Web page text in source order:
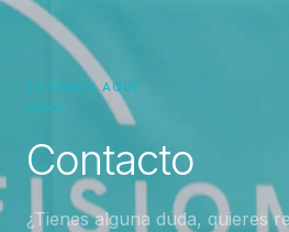
ESTAMOS AQUÍ
Contacto
¿Tienes alguna duda, quieres